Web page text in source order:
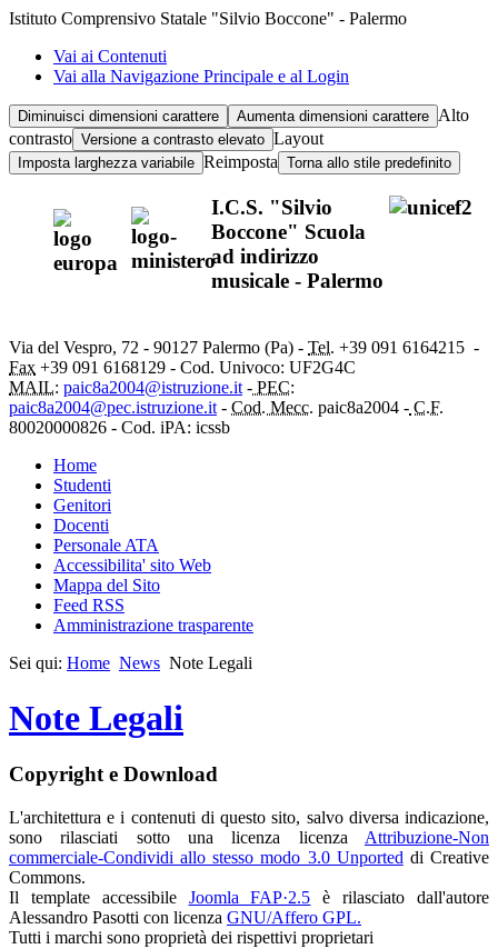
Istituto Comprensivo Statale "Silvio Boccone" - Palermo
Vai ai Contenuti
Vai alla Navigazione Principale e al Login
Diminuisci dimensioni carattere Aumenta dimensioni carattere Alto
contrasto Versione a contrasto elevato Layout
Imposta larghezza variabile Reimposta Torna allo stile predefinito
I.C.S. "Silvio
Boccone" Scuola
ad indirizzo
musicale - Palermo
Via del Vespro, 72 - 90127 Palermo (Pa) - Tel. +39 091 6164215 -
Fax +39 091 6168129 - Cod. Univoco: UF2G4C
MAIL: paic8a2004@istruzione.it- PEC:
paic8a2004@pec.istruzione.it- Cod. Mecc. paic8a2004 - C.F.
80020000826 - Cod. iPA: icssb
Home
Studenti
Genitori
Docenti
Personale ATA
Accessibilita' sito Web
Mappa del Sito
Feed RSS
Amministrazione trasparente
Sei qui: Home News Note Legali
Note Legali
Copyright e Download
L'architettura e i contenuti di questo sito, salvo diversa indicazione,
sono rilasciati sotto una licenza licenza Attribuzione-Non
commerciale-Condividi allo stesso modo 3.0 Unported di Creative
Commons.
Il template accessibile Joomla FAP·2.5 è rilasciato dall'autore
Alessandro Pasotti con licenza GNU/Affero GPL.
Tutti i marchi sono proprietà dei rispettivi proprietari